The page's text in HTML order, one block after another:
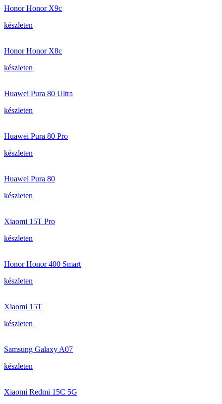
Honor Honor X9c
készleten
Honor Honor X8c
készleten
Huawei Pura 80 Ultra
készleten
Huawei Pura 80 Pro
készleten
Huawei Pura 80
készleten
Xiaomi 15T Pro
készleten
Honor Honor 400 Smart
készleten
Xiaomi 15T
készleten
Samsung Galaxy A07
készleten
Xiaomi Redmi 15C 5G